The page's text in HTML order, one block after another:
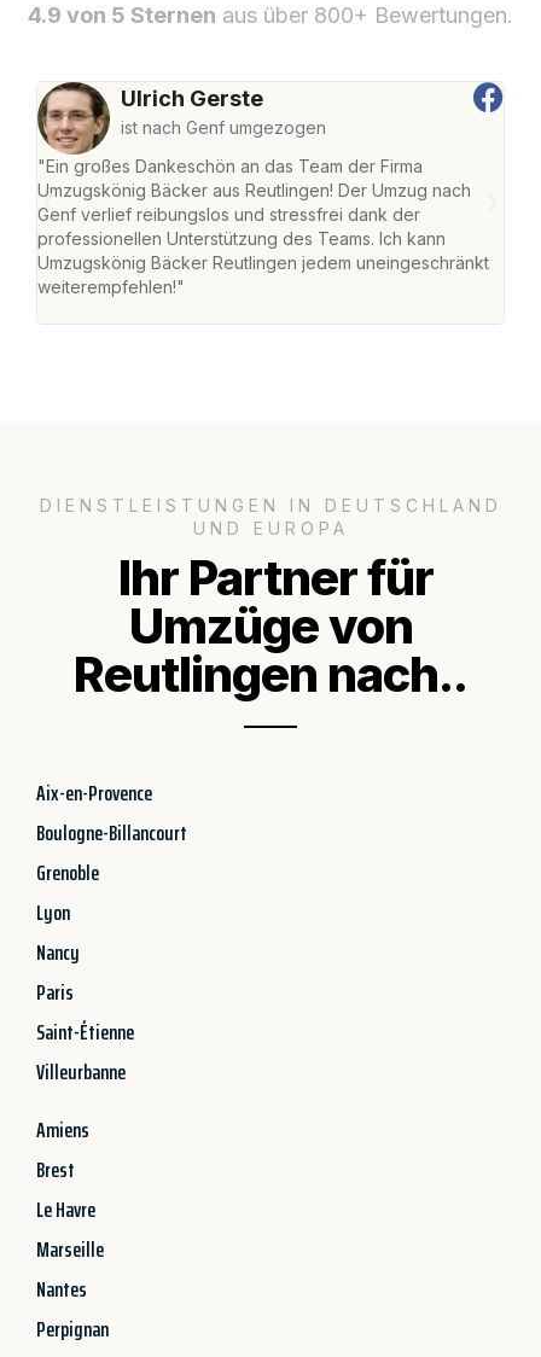
4.9 von 5 Sternen aus über 800+ Bewertungen.
Ulrich Gerste
ist nach Genf umgezogen
"Ein großes Dankeschön an das Team der Firma
Umzugskönig Bäcker aus Reutlingen! Der Umzug nach
Genf verlief reibungslos und stressfrei dank der
professionellen Unterstützung des Teams. Ich kann
Umzugskönig Bäcker Reutlingen jedem uneingeschränkt
weiterempfehlen!"
DIENSTLEISTUNGEN IN DEUTSCHLAND
UND EUROPA
Ihr Partner für
Umzüge von
Reutlingen nach..
Aix-en-Provence
Boulogne-Billancourt
Grenoble
Lyon
Nancy
Paris
Saint-Étienne
Villeurbanne
Amiens
Brest
Le Havre
Marseille
Nantes
Perpignan